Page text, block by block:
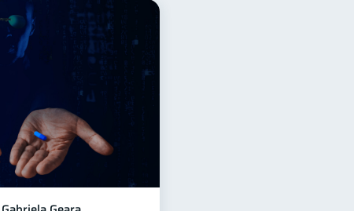
Tarjeta de crédito
Doble sueldo